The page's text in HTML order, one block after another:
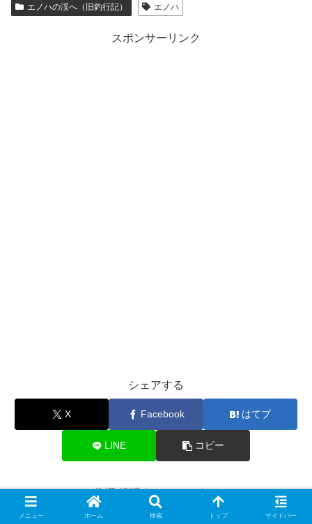
エノハの渓へ（旧釣行記） エノハ
スポンサーリンク
シェアする
X Facebook はてブ
LINE コピー
谷澤 憧渓をフォローする
メニュー ホーム 検索 トップ サイドバー